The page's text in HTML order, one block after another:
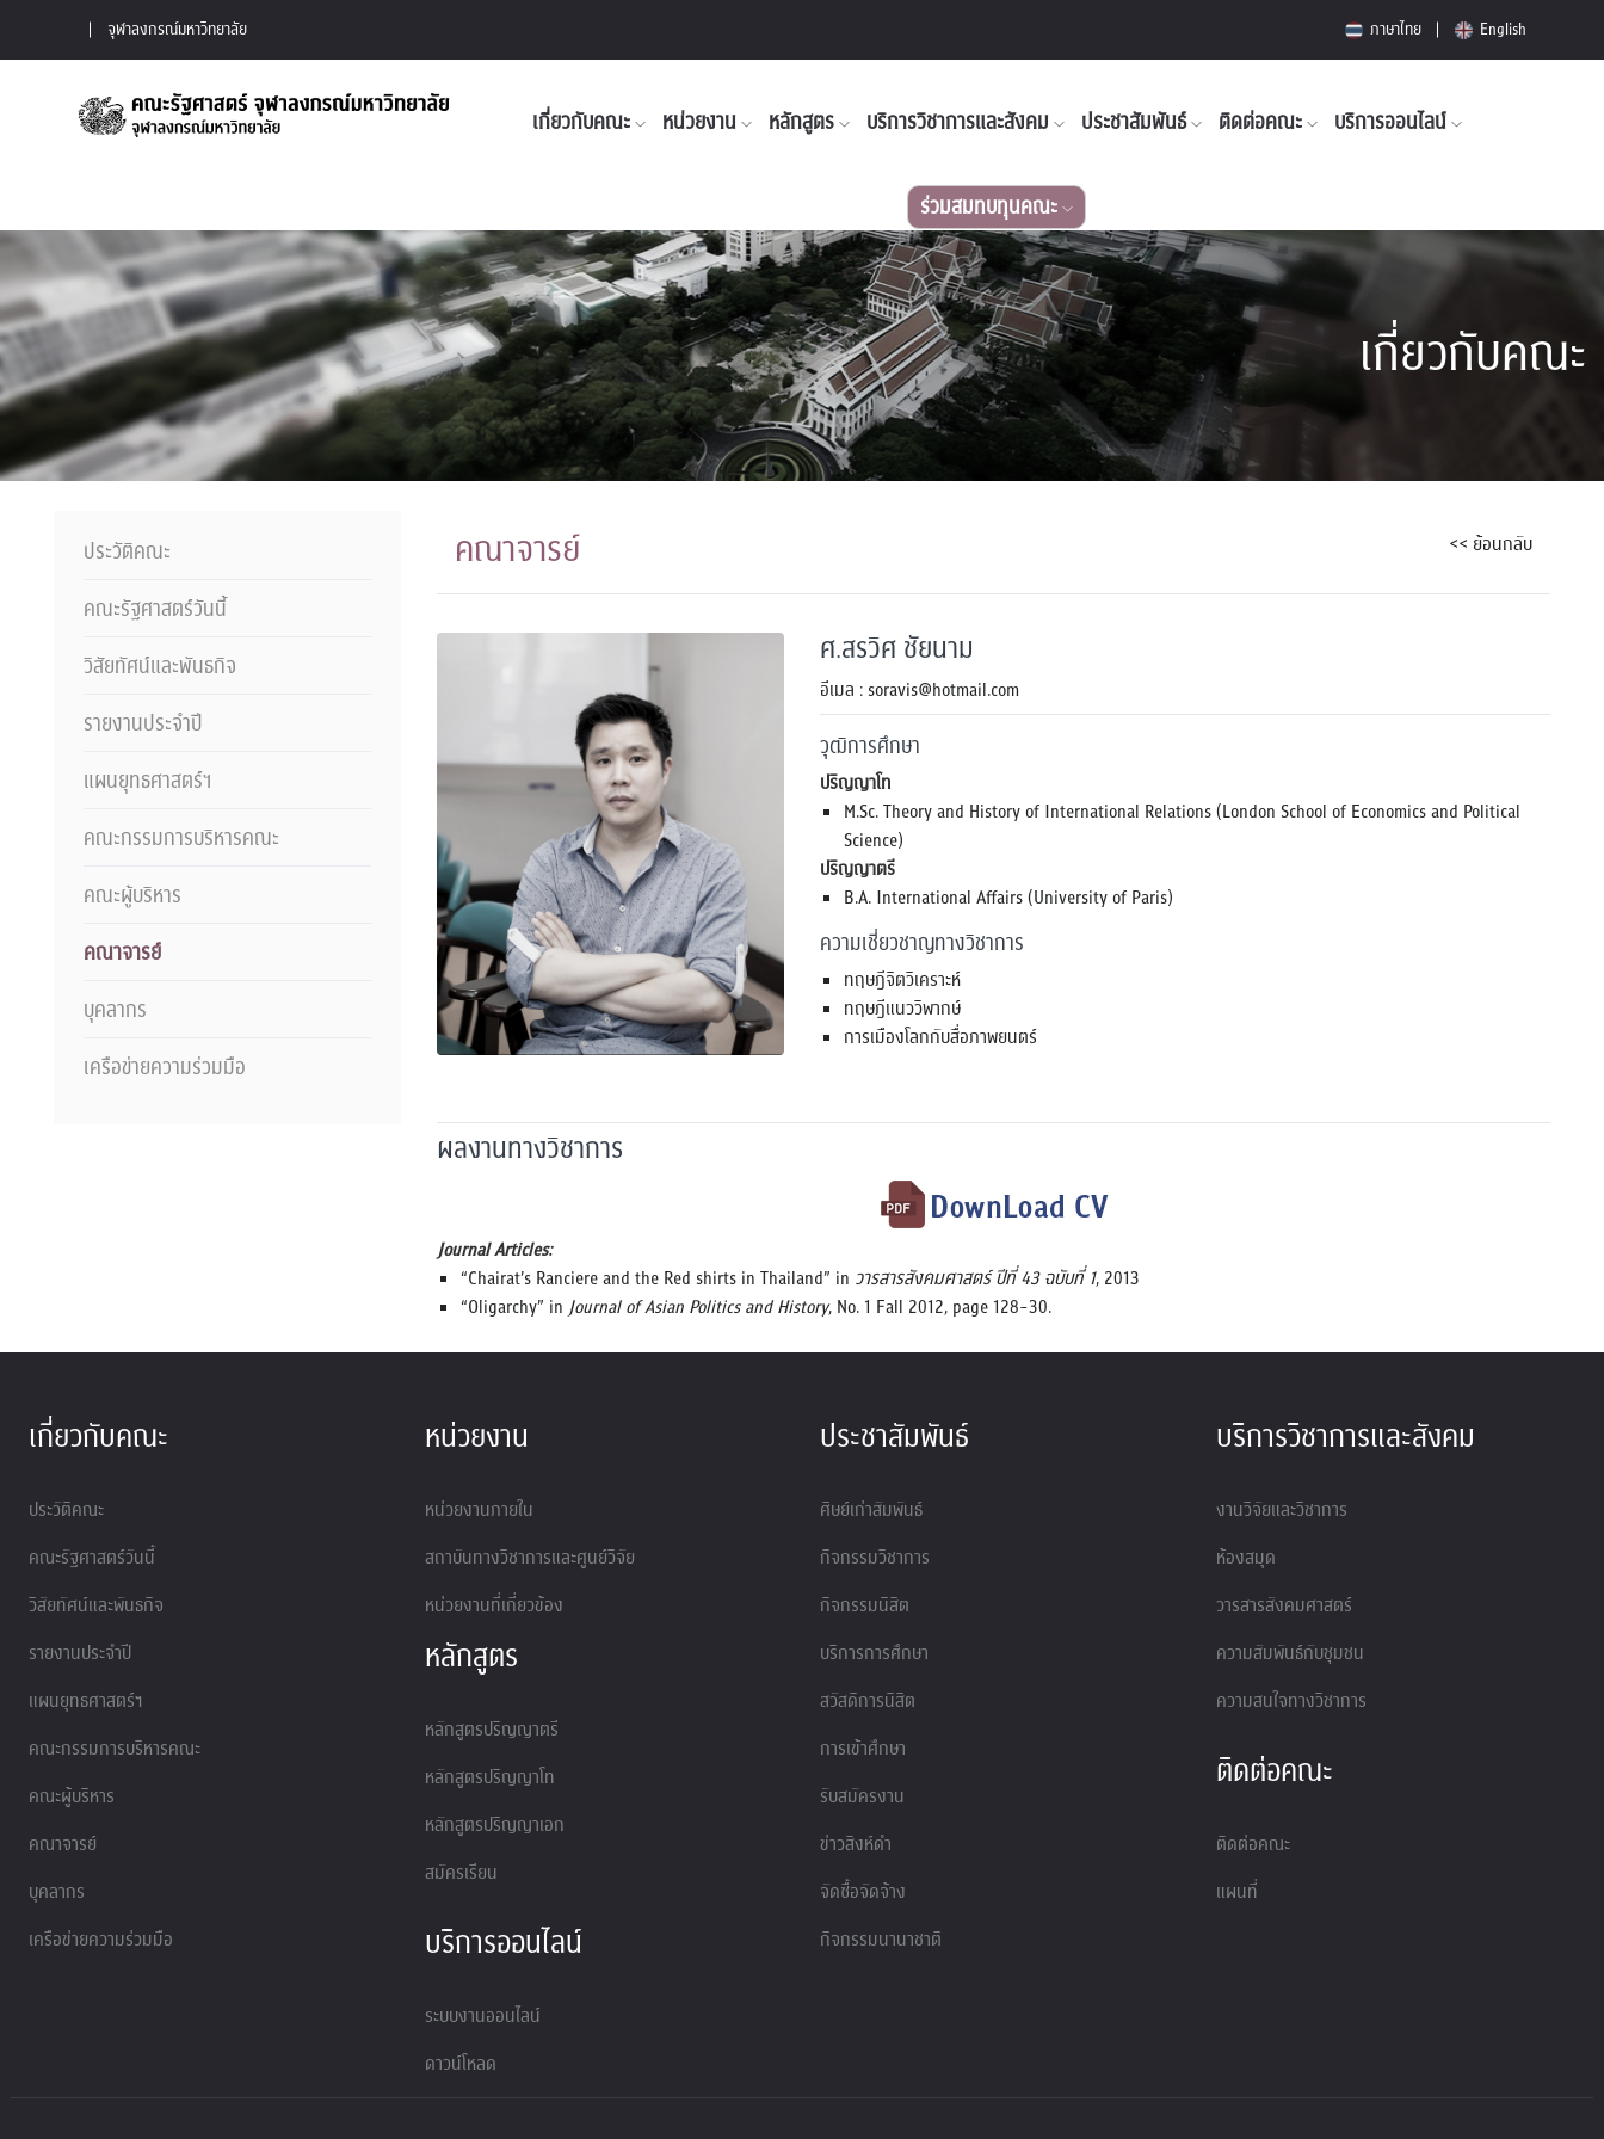
จุฬาลงกรณ์มหาวิทยาลัย ภาษาไทย English
เกี่ยวกับคณะ หน่วยงาน หลักสูตร บริการวิชาการและสังคม ประชาสัมพันธ์ ติดต่อคณะ บริการออนไลน์
ร่วมสมทบทุนคณะ
เกี่ยวกับคณะ
ประวัติคณะ
คณะรัฐศาสตร์วันนี้
วิสัยทัศน์และพันธกิจ
รายงานประจำปี
แผนยุทธศาสตร์ฯ
คณะกรรมการบริหารคณะ
คณะผู้บริหาร
คณาจารย์
บุคลากร
เครือข่ายความร่วมมือ
คณาจารย์ << ย้อนกลับ
ศ.สรวิศ ชัยนาม
อีเมล : soravis@hotmail.com
วุฒิการศึกษา
ปริญญาโท
M.Sc. Theory and History of International Relations (London School of Economics and Political
Science)
ปริญญาตรี
B.A. International Affairs (University of Paris)
ความเชี่ยวชาญทางวิชาการ
ทฤษฎีจิตวิเคราะห์
ทฤษฎีแนววิพากษ์
การเมืองโลกกับสื่อภาพยนตร์
ผลงานทางวิชาการ
Journal Articles:
“Chairat’s Ranciere and the Red shirts in Thailand” in วารสารสังคมศาสตร์ ปีที่ 43 ฉบับที่ 1, 2013
“Oligarchy” in Journal of Asian Politics and History, No. 1 Fall 2012, page 128-30.
เกี่ยวกับคณะ
ประวัติคณะ
คณะรัฐศาสตร์วันนี้
วิสัยทัศน์และพันธกิจ
รายงานประจำปี
แผนยุทธศาสตร์ฯ
คณะกรรมการบริหารคณะ
คณะผู้บริหาร
คณาจารย์
บุคลากร
เครือข่ายความร่วมมือ
หน่วยงาน
หน่วยงานภายใน
สถาบันทางวิชาการและศูนย์วิจัย
หน่วยงานที่เกี่ยวข้อง
หลักสูตร
หลักสูตรปริญญาตรี
หลักสูตรปริญญาโท
หลักสูตรปริญญาเอก
สมัครเรียน
บริการออนไลน์
ระบบงานออนไลน์
ดาวน์โหลด
ประชาสัมพันธ์
ศิษย์เก่าสัมพันธ์
กิจกรรมวิชาการ
กิจกรรมนิสิต
บริการการศึกษา
สวัสดิการนิสิต
การเข้าศึกษา
รับสมัครงาน
ข่าวสิงห์ดำ
จัดซื้อจัดจ้าง
กิจกรรมนานาชาติ
บริการวิชาการและสังคม
งานวิจัยและวิชาการ
ห้องสมุด
วารสารสังคมศาสตร์
ความสัมพันธ์กับชุมชน
ความสนใจทางวิชาการ
ติดต่อคณะ
ติดต่อคณะ
แผนที่